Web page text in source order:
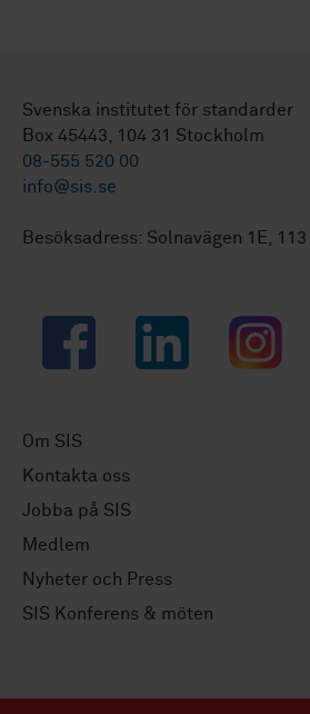
Svenska institutet för standarder
Box 45443, 104 31 Stockholm
08-555 520 00
info@sis.se
Besöksadress: Solnavägen 1E,
Facebook LinkedIn Instagram
Om SIS
Kontakta oss
Jobba på SIS
Medlem
Nyheter och Press
SIS Konferens & möten